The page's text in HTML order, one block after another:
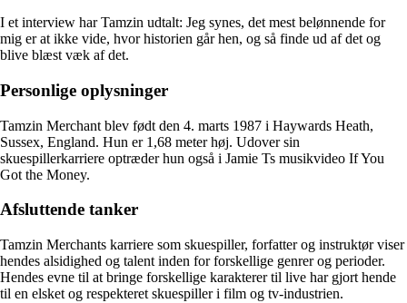
I et interview har Tamzin udtalt: Jeg synes, det mest belønnende for
mig er at ikke vide, hvor historien går hen, og så finde ud af det og
blive blæst væk af det.
Personlige oplysninger
Tamzin Merchant blev født den 4. marts 1987 i Haywards Heath,
Sussex, England. Hun er 1,68 meter høj. Udover sin
skuespillerkarriere optræder hun også i Jamie Ts musikvideo If You
Got the Money.
Afsluttende tanker
Tamzin Merchants karriere som skuespiller, forfatter og instruktør viser
hendes alsidighed og talent inden for forskellige genrer og perioder.
Hendes evne til at bringe forskellige karakterer til live har gjort hende
til en elsket og respekteret skuespiller i film og tv-industrien.